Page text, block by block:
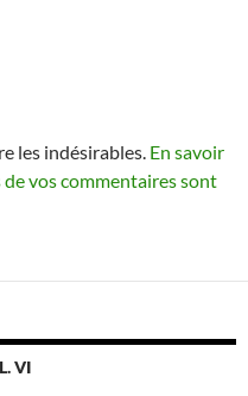
les indésirables. En savoir
vos commentaires sont
VI